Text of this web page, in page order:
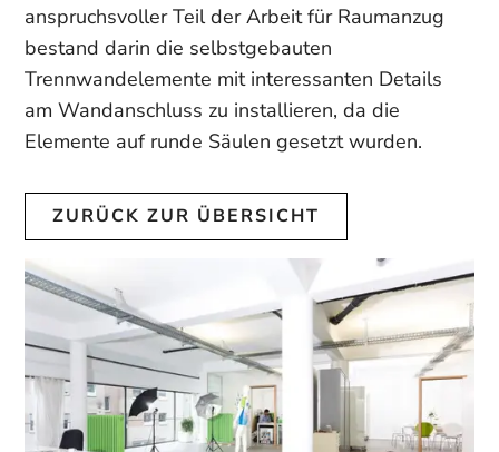
anspruchsvoller Teil der Arbeit für Raumanzug
bestand darin die selbstgebauten
Trennwandelemente mit interessanten Details
am Wandanschluss zu installieren, da die
Elemente auf runde Säulen gesetzt wurden.
ZURÜCK ZUR ÜBERSICHT